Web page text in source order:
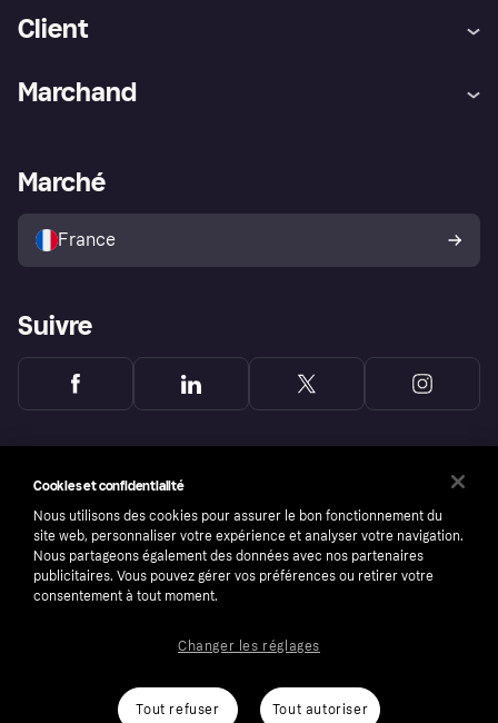
Client
Explorez les magasins
Politique de protection de
l’acheteur Klarna
Marchand
Portail Marchand
Marché
France
Suivre
number: 556737-0431
Cookies et confidentialité
Nous utilisons des cookies pour assurer le bon fonctionnement du
site web, personnaliser votre expérience et analyser votre navigation.
Nous partageons également des données avec nos partenaires
publicitaires. Vous pouvez gérer vos préférences ou retirer votre
consentement à tout moment.
Tout refuser Tout autoriser
Changer les réglages